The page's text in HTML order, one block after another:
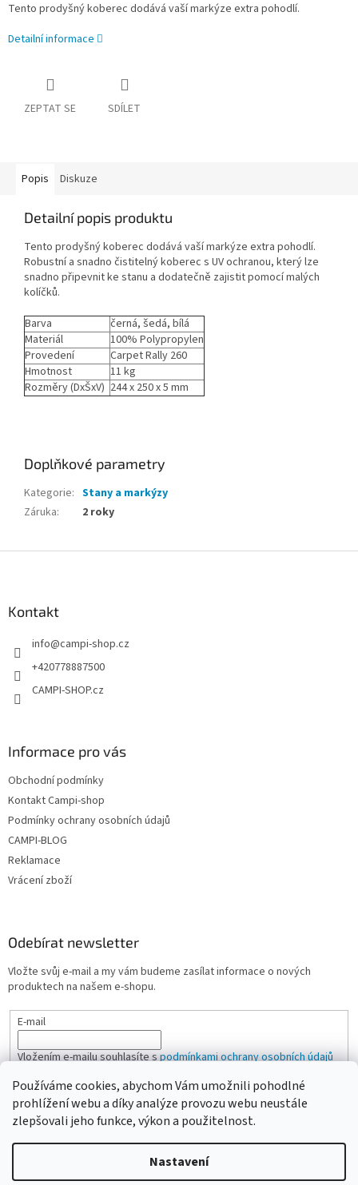
Používáme cookies, abychom Vám umožnili pohodlné
prohlížení webu a díky analýze provozu webu neustále
zlepšovali jeho funkce, výkon a použitelnost.
Nastavení
Tento prodyšný koberec dodává vaší markýze extra pohodlí.
Detailní informace
ZEPTAT SE SDÍLET
Popis Diskuze
Detailní popis produktu
Tento prodyšný koberec dodává vaší markýze extra pohodlí.
Robustní a snadno čistitelný koberec s UV ochranou, který lze
snadno připevnit ke stanu a dodatečně zajistit pomocí malých
kolíčků.
Barva
černá, šedá, bílá
Materiál
100% Polypropylen
Provedení
Carpet Rally 260
Hmotnost
11 kg
Rozměry (DxŠxV) 244 x 250 x 5 mm
Doplňkové parametry
Kategorie: Stany a markýzy
Záruka: 2 roky
Kontakt
info@campi-shop.cz
+420778887500
CAMPI-SHOP.cz
Informace pro vás
Obchodní podmínky
Kontakt Campi-shop
Podmínky ochrany osobních údajů
CAMPI-BLOG
Reklamace
Vrácení zboží
Odebírat newsletter
Vložte svůj e-mail a my vám budeme zasílat informace o nových
produktech na našem e-shopu.
E-mail
Vložením e-mailu souhlasíte spodmínkami ochrany osobních údajů
PŘIHLÁSIT SE
Vytvořil Shoptet